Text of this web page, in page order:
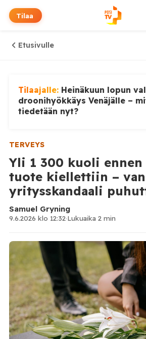
Tilaa
Etusivulle
Tilaajalle: Heinäkuun lopun
droonihyökkäys Venäjälle –
tiedetään nyt?
TERVEYS
Yli 1 300 kuoli
tuote kiellettiin –
yritysskandaali
Samuel Gryning
9.6.2026 klo 12:32·Lukuaika 2 min